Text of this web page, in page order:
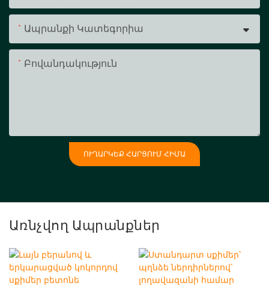
Ապրանքի Կատեգորիա
Բովանդակություն
ՈՒՂԱՐԿԵՔ ՀԱՐՑՈՒՄ ՀԻՄԱ
Առնչվող Ապրանքներ